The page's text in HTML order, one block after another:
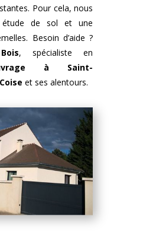
Pour cela, nous
étude de sol et une
Besoin d’aide ?
, spécialiste en
à Saint-
et ses alentours.